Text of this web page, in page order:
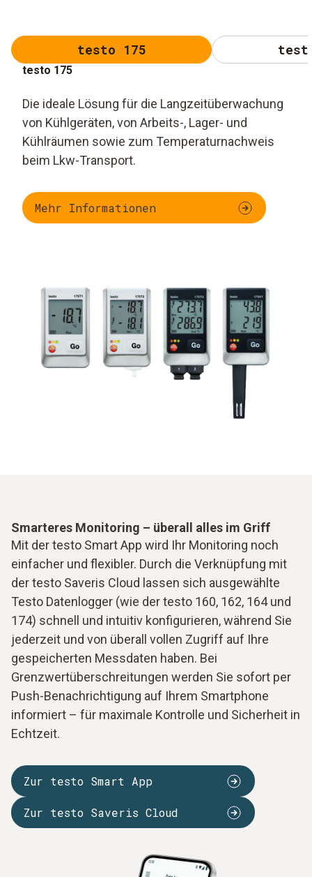
testo 175
testo 175
Die ideale Lösung für die Langzeitüberwachung
von Kühlgeräten, von Arbeits-, Lager- und
Kühlräumen sowie zum Temperaturnachweis
beim Lkw-Transport.
Mehr Informationen
Smarteres Monitoring – überall alles im Griff
Mit der testo Smart App wird Ihr Monitoring noch
einfacher und flexibler. Durch die Verknüpfung mit
der testo Saveris Cloud lassen sich ausgewählte
Testo Datenlogger (wie der testo 160, 162, 164 und
174) schnell und intuitiv konfigurieren, während Sie
jederzeit und von überall vollen Zugriff auf Ihre
gespeicherten Messdaten haben. Bei
Grenzwertüberschreitungen werden Sie sofort per
Push-Benachrichtigung auf Ihrem Smartphone
informiert – für maximale Kontrolle und Sicherheit in
Echtzeit.
Zur testo Smart App
Zur testo Saveris Cloud